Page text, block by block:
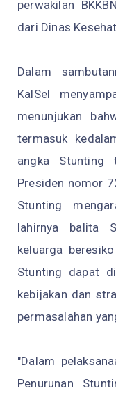
perwakilan
dari Dinas
Dalam
KalSel
menunjukan
termasuk
angka Stunting
Presiden nomor
Stunting
lahirnya balita
keluarga
Stunting dapat
kebijakan dan
permasalahan
"Dalam
Penurunan